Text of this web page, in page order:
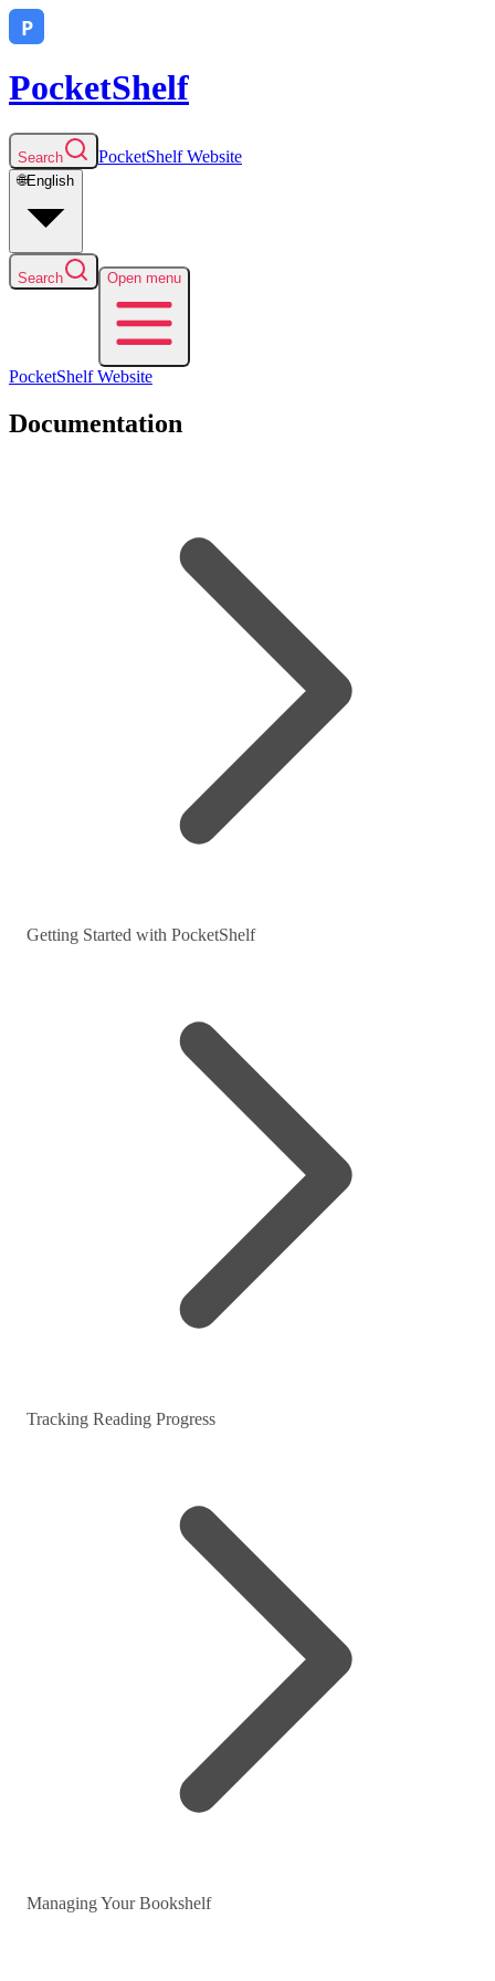
PocketShelf
Search PocketShelfWebsite
🌐English
Search Open menu
PocketShelfWebsite
Documentation
Getting Started with PocketShelf
Tracking Reading Progress
Managing Your Bookshelf